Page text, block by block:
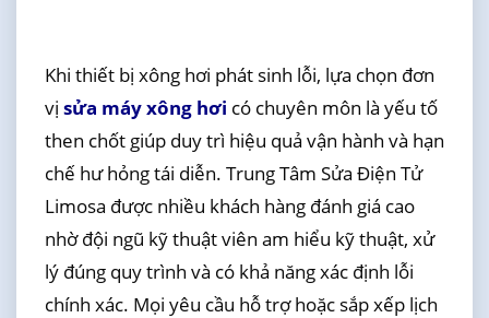
Khi thiết bị xông hơi phát sinh lỗi, lựa chọn đơn
vị sửa máy xông hơi có chuyên môn là yếu tố
then chốt giúp duy trì hiệu quả vận hành và hạn
chế hư hỏng tái diễn. Trung Tâm Sửa Điện Tử
Limosa được nhiều khách hàng đánh giá cao
nhờ đội ngũ kỹ thuật viên am hiểu kỹ thuật, xử
lý đúng quy trình và có khả năng xác định lỗi
chính xác. Mọi yêu cầu hỗ trợ hoặc sắp xếp lịch